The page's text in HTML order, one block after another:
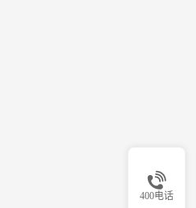
400电话